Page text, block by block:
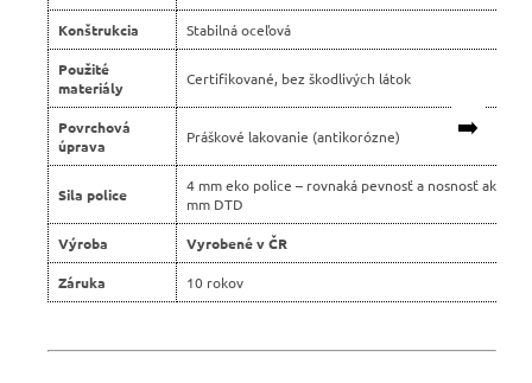
➡️
Konštrukcia Stabilná oceľová
Použité
materiály
Certifikované, bez škodlivých látok
Povrchová
úprava
Práškové lakovanie (antikorózne)
Sila police
4 mm eko police – rovnaká pevnosť a nosnosť ako 8
mm DTD
Výroba Vyrobené v ČR
Záruka 10 rokov